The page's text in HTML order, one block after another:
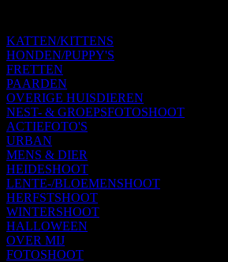
KATTEN/KITTENS
HONDEN/PUPPY'S
FRETTEN
PAARDEN
OVERIGE HUISDIEREN
NEST- & GROEPSFOTOSHOOT
ACTIEFOTO'S
URBAN
MENS & DIER
HEIDESHOOT
LENTE-/BLOEMENSHOOT
HERFSTSHOOT
WINTERSHOOT
HALLOWEEN
OVER MIJ
FOTOSHOOT